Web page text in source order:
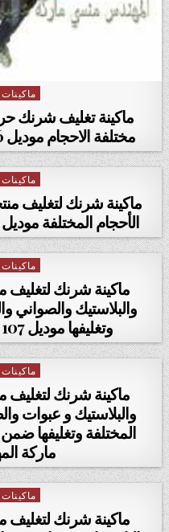
in
ماكينة تغليف شرنك
مختلفة الاحجام موديل 186 ماركة المهندس منسى
in
ماكينة شرنك لتغليف
الأحجام المختلفة موديل 107 ماركة المهندس
in
ماكينة شرنك لتغليف
والبلاستيك والصواني
وتغليفها موديل 107 ماركة المهندس منسى
in
ماكينة شرنك لتغليف
والبلاستيك و عبوات
ماركة
in
ماكينة شرنك لتغليف